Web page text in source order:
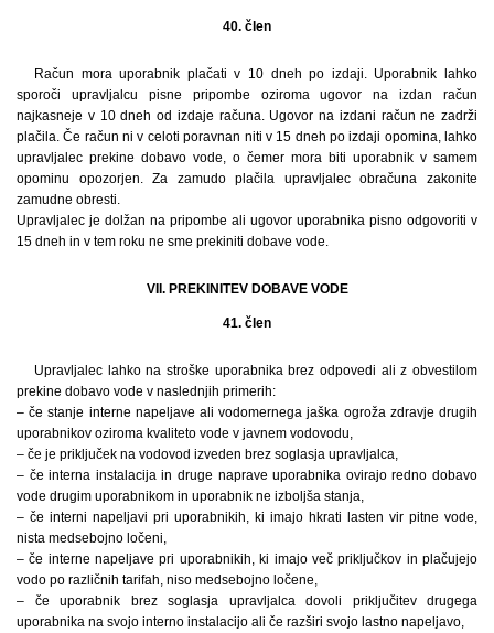
40. člen
Račun mora uporabnik plačati v 10 dneh po izdaji. Uporabnik lahko
sporoči upravljalcu pisne pripombe oziroma ugovor na izdan račun
najkasneje v 10 dneh od izdaje računa. Ugovor na izdani račun ne zadrži
plačila. Če račun ni v celoti poravnan niti v 15 dneh po izdaji opomina, lahko
upravljalec prekine dobavo vode, o čemer mora biti uporabnik v samem
opominu opozorjen. Za zamudo plačila upravljalec obračuna zakonite
zamudne obresti.
Upravljalec je dolžan na pripombe ali ugovor uporabnika pisno odgovoriti v
15 dneh in v tem roku ne sme prekiniti dobave vode.
VII. PREKINITEV DOBAVE VODE
41. člen
Upravljalec lahko na stroške uporabnika brez odpovedi ali z obvestilom
prekine dobavo vode v naslednjih primerih:
– če stanje interne napeljave ali vodomernega jaška ogroža zdravje drugih
uporabnikov oziroma kvaliteto vode v javnem vodovodu,
– če je priključek na vodovod izveden brez soglasja upravljalca,
– če interna instalacija in druge naprave uporabnika ovirajo redno dobavo
vode drugim uporabnikom in uporabnik ne izboljša stanja,
– če interni napeljavi pri uporabnikih, ki imajo hkrati lasten vir pitne vode,
nista medsebojno ločeni,
– če interne napeljave pri uporabnikih, ki imajo več priključkov in plačujejo
vodo po različnih tarifah, niso medsebojno ločene,
– če uporabnik brez soglasja upravljalca dovoli priključitev drugega
uporabnika na svojo interno instalacijo ali če razširi svojo lastno napeljavo,